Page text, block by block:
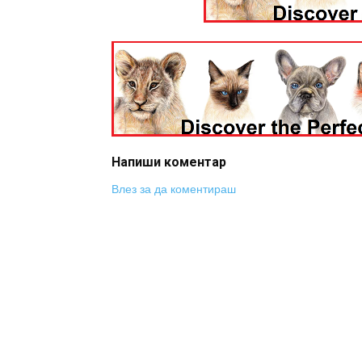
Напиши коментар
Влез за да коментираш